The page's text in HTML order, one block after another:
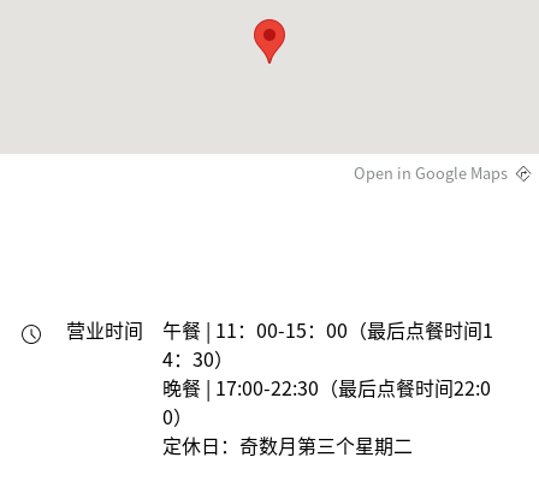
Open in Google Maps
营业时间
午餐 | 11：00-15：00（最后点餐时间1
4：30）
晚餐 | 17:00-22:30（最后点餐时间22:0
0）
定休日：奇数月第三个星期二